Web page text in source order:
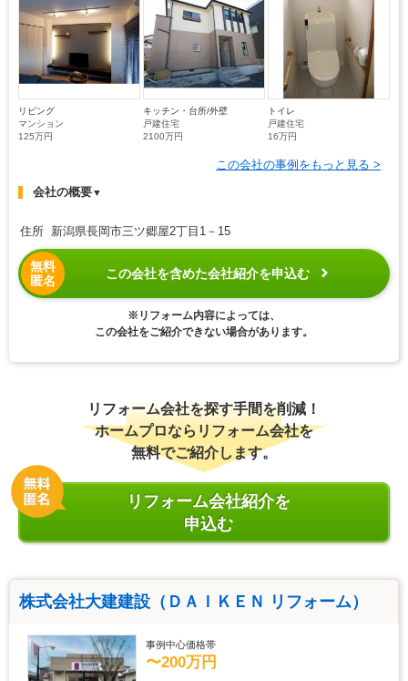
リビング
マンション
125万円
キッチン・台所/外壁
戸建住宅
2100万円
トイレ
戸建住宅
16万円
この会社の事例をもっと見る >
会社の概要▼
住所 新潟県長岡市三ツ郷屋2丁目1－15
無料
匿名
この会社を含めた会社紹介を申込む
※リフォーム内容によっては、
この会社をご紹介できない場合があります。
リフォーム会社を探す手間を削減！
ホームプロならリフォーム会社を
無料でご紹介します。
リフォーム会社紹介を
申込む
株式会社大建建設（ＤＡＩＫＥＮ リフォーム）
事例中心価格帯
〜200万円